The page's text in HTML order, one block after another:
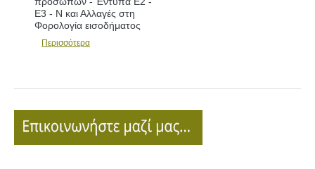
Ε3 - Ν και Αλλαγές στη
Φορολογία εισοδήματος
Περισσότερα